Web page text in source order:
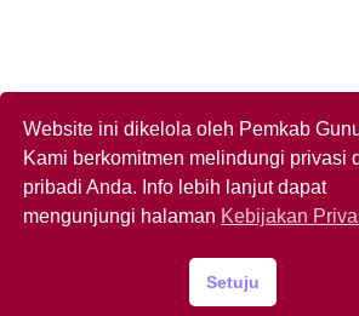
Website ini dikelola oleh Pemkab
Kami berkomitmen melindungi privasi
pribadi Anda. Info lebih lanjut dapat
mengunjungi halaman Kebijakan
Setuju